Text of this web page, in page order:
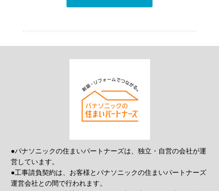
●パナソニックの住まいパートナーズは、独立・自営の会社が運
営しています。
●工事請負契約は、お客様とパナソニックの住まいパートナーズ
運営会社との間で行われます。